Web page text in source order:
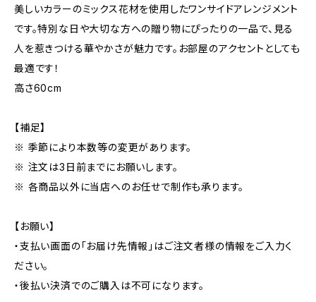
美しいカラーのミックス花材を使用したワンサイドアレンジメント
です。特別な日や大切な方への贈り物にぴったりの一品で、見る
人を惹きつける華やかさが魅力です。お部屋のアクセントとしても
最適です！
高さ60cm
【補足】
※ 季節により本数等の変更があります。
※ 注文は3日前までにお願いします。
※ 各商品以外に当店へのお任せで制作も承ります。
【お願い】
・支払い画面の「お届け先情報」はご注文者様の情報をご入力く
ださい。
・後払い決済でのご購入は不可になります。